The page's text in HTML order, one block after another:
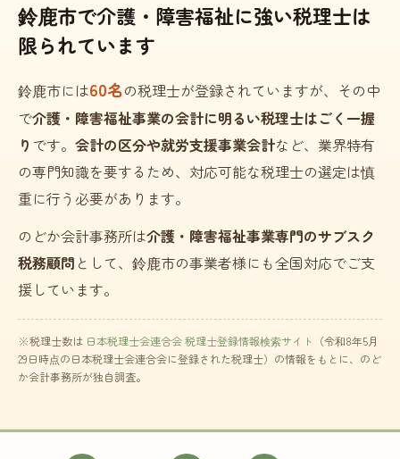
鈴鹿市で介護・障害福祉に強い税理士は
限られています
鈴鹿市には60名の税理士が登録されていますが、その中
で介護・障害福祉事業の会計に明るい税理士はごく一握
り です。 会計の区分や就労支援事業会計など、業界特有
の専門知識を要するため、対応可能な税理士の選定は慎
重に行う必要があります。
のどか会計事務所は介護・障害福祉事業専門のサブスク
税務顧問 として、鈴鹿市の事業者様にも全国対応でご支
援しています。
※税理士数は 日本税理士会連合会 税理士登録情報検索サイト （令和8年5月
29日時点の日本税理士会連合会に登録された税理士）の情報をもとに、のど
か会計事務所が独自調査。